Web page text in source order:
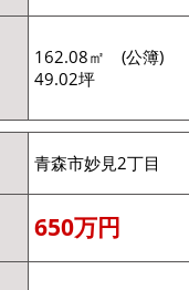
162.08㎡ (公簿)
49.02坪
青森市妙見2丁目
650万円